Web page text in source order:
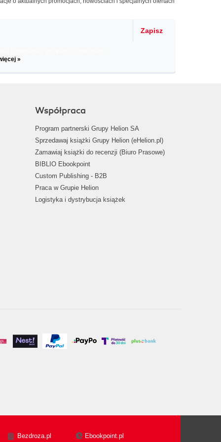
Zapisz
»
Współpraca
Program partnerski Grupy Helion SA
Sprzedawaj książki Grupy Helion (eHelion.pl)
Zamawiaj książki do recenzji (Biuro Prasowe)
BIBLIO Ebookpoint
Custom Publishing - B2B
Praca w Grupie Helion
Logistyka i dystrybucja książek
Bezdroza.pl Ebookpoint.pl